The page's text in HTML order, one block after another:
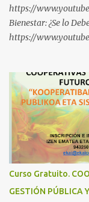
https://
Bienestar: ¿Se lo
https://
Industrial https://
¿Conoces los
compartir ideas,
frente a abusos y
ezagutzen dituzu?
manipulazioetatik
partekatu nahi
https://
Curso Gratuito.
GESTIÓN PÚBLICA